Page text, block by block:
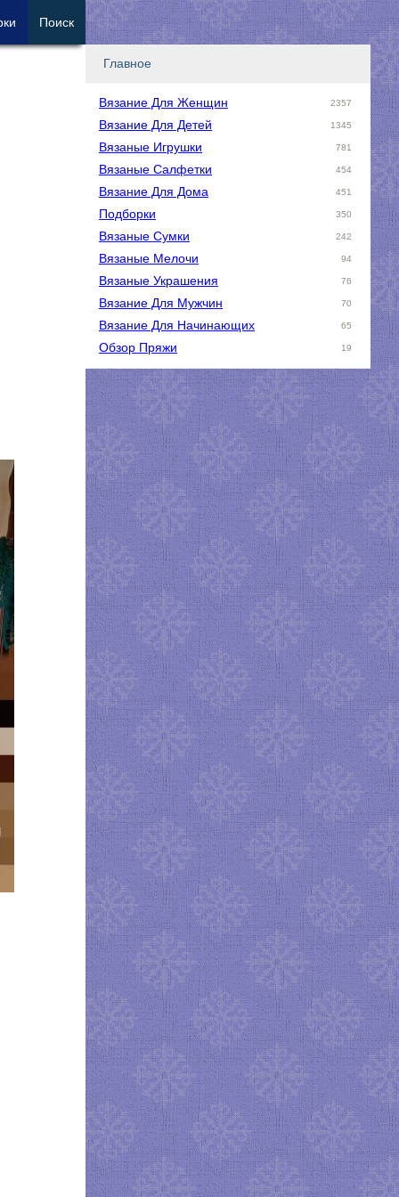
Главное
Вязание Для Женщин 2357
Вязание Для Детей 1345
Вязаные Игрушки 781
Вязаные Салфетки 454
Вязание Для Дома 451
Подборки 350
Вязаные Сумки 242
Вязаные Мелочи 94
Вязаные Украшения 76
Вязание Для Мужчин 70
Вязание Для Начинающих 65
Обзор Пряжи 19
Поиск